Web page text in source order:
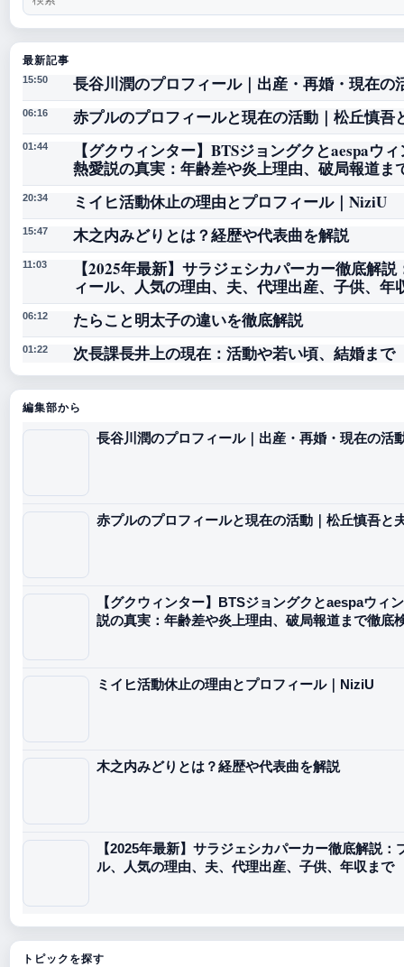
最新記事
15:50 長谷川潤のプロフィール｜出産・再婚・現在の
06:16 赤プルのプロフィールと現在の活動｜松丘慎吾
01:44
【グクウィンター】BTSジョングクとaespaウ
熱愛説の真実：年齢差や炎上理由、破局報道ま
20:34 ミイヒ活動休止の理由とプロフィール｜NiziU
15:47 木之内みどりとは？経歴や代表曲を解説
11:03
【2025年最新】サラジェシカパーカー徹底解説
ィール、人気の理由、夫、代理出産、子供、年
06:12 たらこと明太子の違いを徹底解説
01:22 次長課長井上の現在：活動や若い頃、結婚まで
編集部から
長谷川潤のプロフィール｜出産・再婚・現在の活
赤プルのプロフィールと現在の活動｜松丘慎吾と
【グクウィンター】BTSジョングクとaespaウィ
説の真実：年齢差や炎上理由、破局報道まで徹底
ミイヒ活動休止の理由とプロフィール｜NiziU
木之内みどりとは？経歴や代表曲を解説
【2025年最新】サラジェシカパーカー徹底解説：
ル、人気の理由、夫、代理出産、子供、年収まで
トピックを探す